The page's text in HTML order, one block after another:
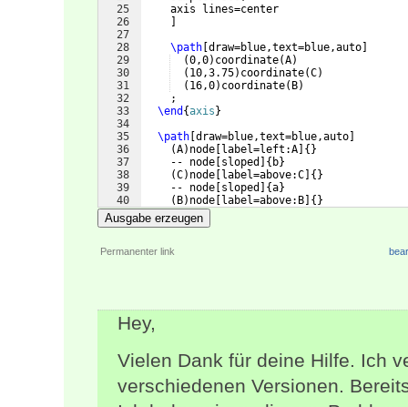
25
26
27
28
29
30
31
32
33
34
35
36
37
38
39
40
41
    axis lines=center
\path draw=blue,text=blue,auto
(0,0) coordinate(A)
( 10,3.75) coordinate(C)
( 16,0) coordinate( B)
    ;
\end {axis }
\path draw=blue,text=blue,auto
(A) node label=left:A { }
    -- node
sloped { b}
(C) node label=above:C { }
    -- node
sloped {a}
( B) node label=above:B { }
    --node
[
Ausgabe erzeugen
Permanenter link
Hey,
Vielen Dank für deine Hilfe. Ich
verschiedenen Versionen.